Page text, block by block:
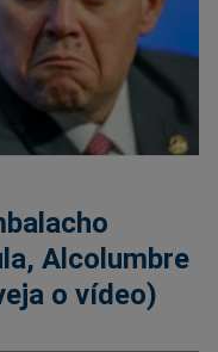
Alcolumbre
o vídeo)